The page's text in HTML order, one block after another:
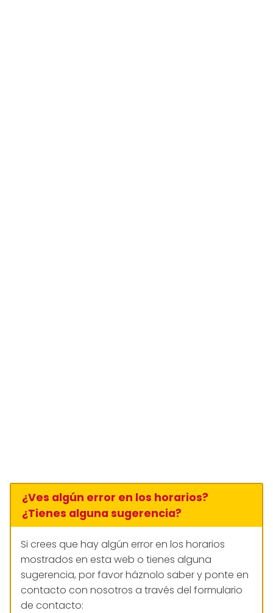
¿Ves algún error en los horarios?
¿Tienes alguna sugerencia?
Si crees que hay algún error en los horarios
mostrados en esta web o tienes alguna
sugerencia, por favor háznolo saber y ponte en
contacto con nosotros a través del formulario
de contacto: